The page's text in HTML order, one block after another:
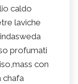
caldo
laviche
profumati
con
chafa